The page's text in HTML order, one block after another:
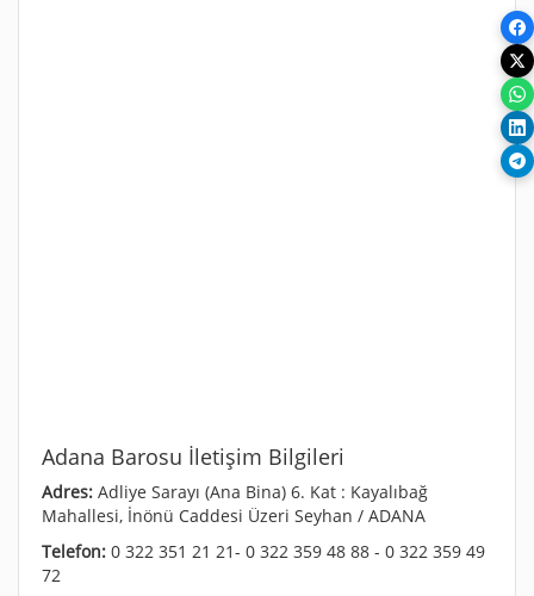
Adana Barosu İletişim Bilgileri
Adres: Adliye Sarayı (Ana Bina) 6. Kat : Kayalıbağ
Mahallesi, İnönü Caddesi Üzeri Seyhan / ADANA
Telefon: 0 322 351 21 21- 0 322 359 48 88 - 0 322 359 49
72